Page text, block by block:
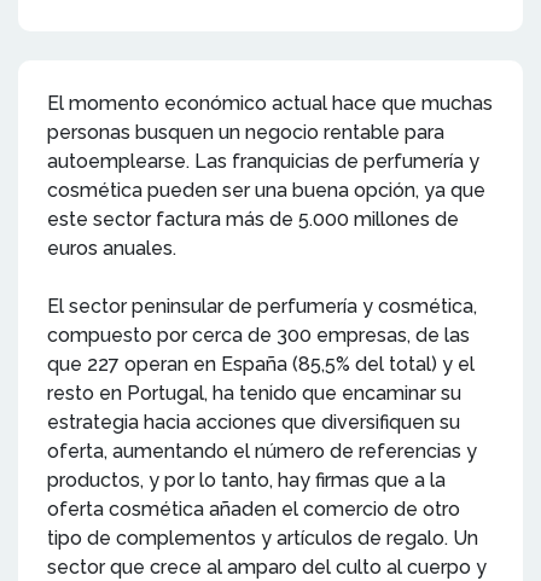
El momento económico actual hace que muchas
personas busquen un negocio rentable para
autoemplearse. Las franquicias de perfumería y
cosmética pueden ser una buena opción, ya que
este sector factura más de 5.000 millones de
euros anuales.
El sector peninsular de perfumería y cosmética,
compuesto por cerca de 300 empresas, de las
que 227 operan en España (85,5% del total) y el
resto en Portugal, ha tenido que encaminar su
estrategia hacia acciones que diversifiquen su
oferta, aumentando el número de referencias y
productos, y por lo tanto, hay firmas que a la
oferta cosmética añaden el comercio de otro
tipo de complementos y artículos de regalo. Un
sector que crece al amparo del culto al cuerpo y